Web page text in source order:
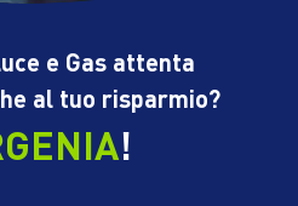
e Gas attenta
al tuo risparmio?
!